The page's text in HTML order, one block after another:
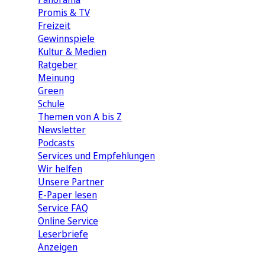
Promis & TV
Freizeit
Gewinnspiele
Kultur & Medien
Ratgeber
Meinung
Green
Schule
Themen von A bis Z
Newsletter
Podcasts
Services und Empfehlungen
Wir helfen
Unsere Partner
E-Paper lesen
Service FAQ
Online Service
Leserbriefe
Anzeigen